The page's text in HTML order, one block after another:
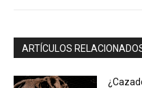
ARTÍCULOS